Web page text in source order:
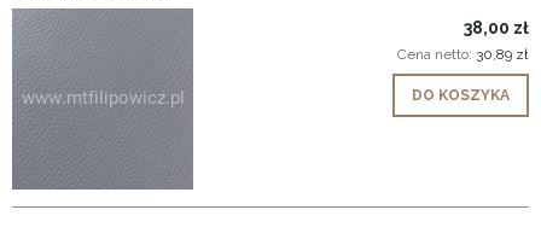
38,00 zł
Cena netto: 30,89 zł
DO KOSZYKA